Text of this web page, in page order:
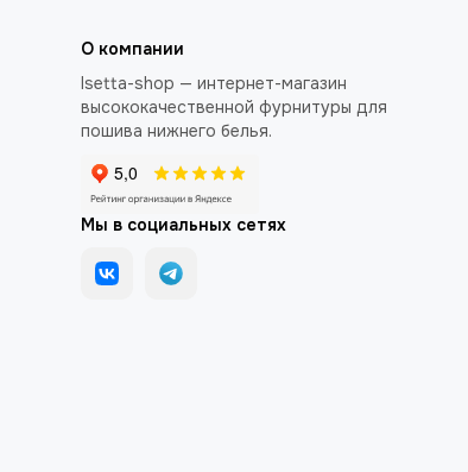
О компании
Isetta-shop — интернет-магазин
высококачественной фурнитуры для
пошива нижнего белья.
Мы в социальных сетях